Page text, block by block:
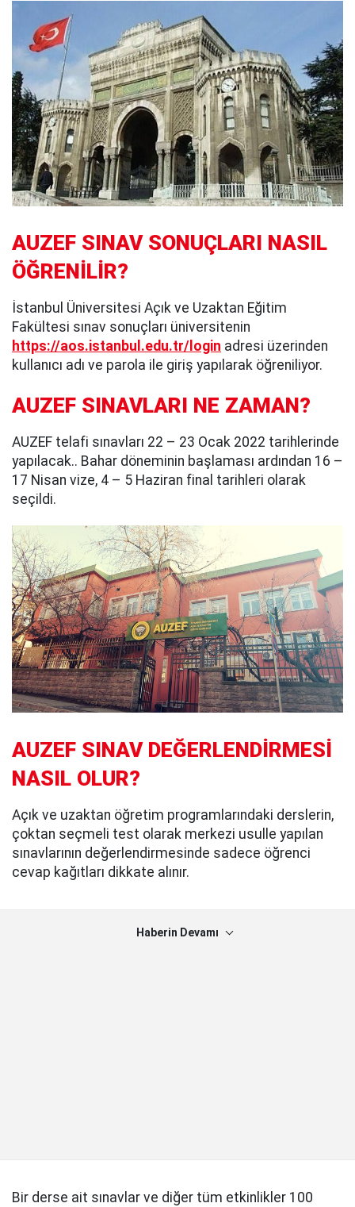
AUZEF SINAV SONUÇLARI NASIL
ÖĞRENİLİR?
İstanbul Üniversitesi Açık ve Uzaktan Eğitim
Fakültesi sınav sonuçları üniversitenin
https://aos.istanbul.edu.tr/login adresi üzerinden
kullanıcı adı ve parola ile giriş yapılarak öğreniliyor.
AUZEF SINAVLARI NE ZAMAN?
AUZEF telafi sınavları 22 – 23 Ocak 2022 tarihlerinde
yapılacak.. Bahar döneminin başlaması ardından 16 –
17 Nisan vize, 4 – 5 Haziran final tarihleri olarak
seçildi.
AUZEF SINAV DEĞERLENDİRMESİ
NASIL OLUR?
Açık ve uzaktan öğretim programlarındaki derslerin,
çoktan seçmeli test olarak merkezi usulle yapılan
sınavlarının değerlendirmesinde sadece öğrenci
cevap kağıtları dikkate alınır.
Haberin Devamı
Bir derse ait sınavlar ve diğer tüm etkinlikler 100